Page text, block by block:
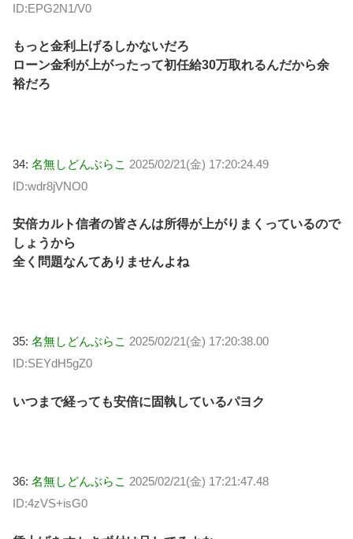
ID:EPG2N1/V0
もっと金利上げるしかないだろ
ローン金利が上がったって初任給30万取れるんだから余
裕だろ
34: 名無しどんぶらこ 2025/02/21(金) 17:20:24.49
ID:wdr8jVNO0
安倍カルト信者の皆さんは所得が上がりまくっているので
しょうから
全く問題なんてありませんよね
35: 名無しどんぶらこ 2025/02/21(金) 17:20:38.00
ID:SEYdH5gZ0
いつまで経っても安倍に固執しているパヨク
36: 名無しどんぶらこ 2025/02/21(金) 17:21:47.48
ID:4zVS+isG0